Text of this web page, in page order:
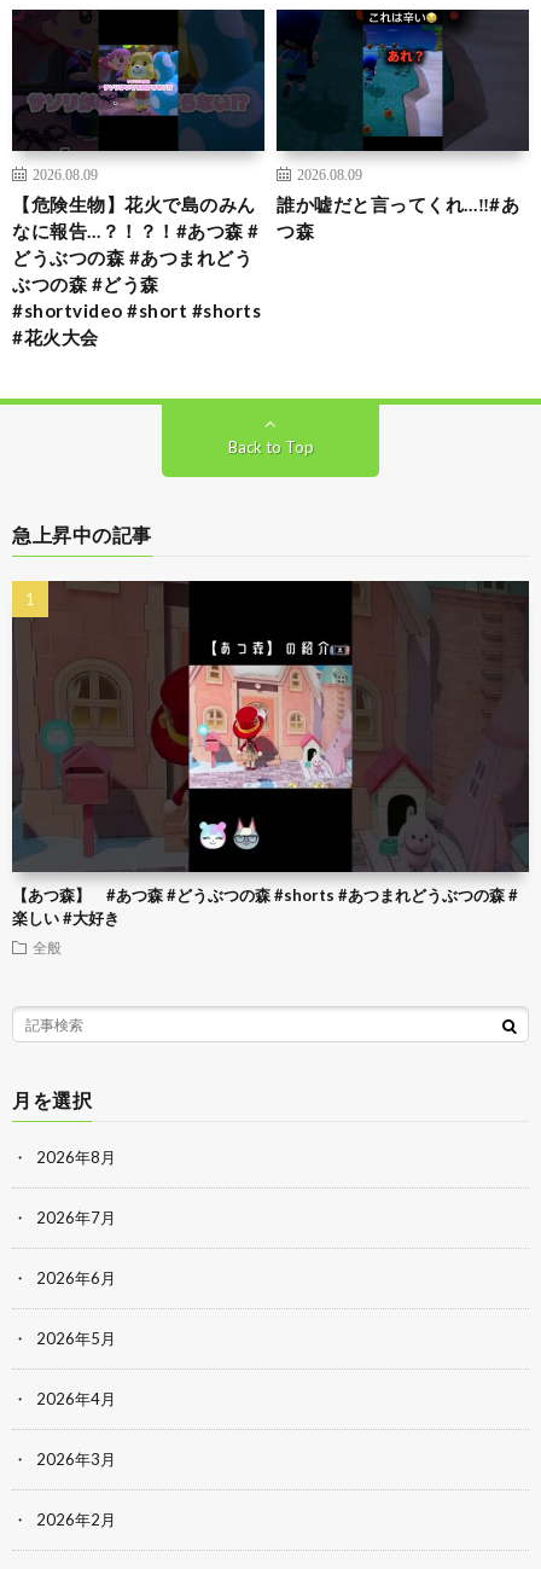
2026.08.09
【危険生物】花火で島のみん
なに報告…？！？！#あつ森 #
どうぶつの森 #あつまれどう
ぶつの森 #どう森
#shortvideo #short #shorts
#花火大会
2026.08.09
誰か嘘だと言ってくれ…‼️#あ
つ森
Back to Top
急上昇中の記事
【あつ森】 #あつ森 #どうぶつの森 #shorts #あつまれどうぶつの森 #
楽しい #大好き
全般
月を選択
2026年8月
2026年7月
2026年6月
2026年5月
2026年4月
2026年3月
2026年2月